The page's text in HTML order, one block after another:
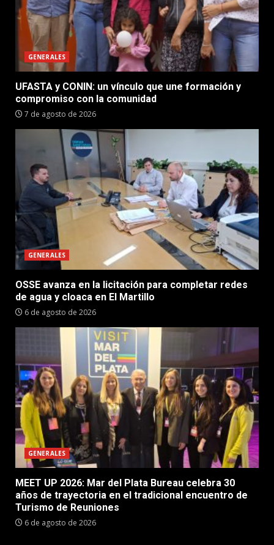
GENERALES
UFASTA y CONIN: un vínculo que une formación y
compromiso con la comunidad
7 de agosto de 2026
GENERALES
OSSE avanza en la licitación para completar redes
de agua y cloaca en El Martillo
6 de agosto de 2026
GENERALES
MEET UP 2026: Mar del Plata Bureau celebra 30
años de trayectoria en el tradicional encuentro de
Turismo de Reuniones
6 de agosto de 2026